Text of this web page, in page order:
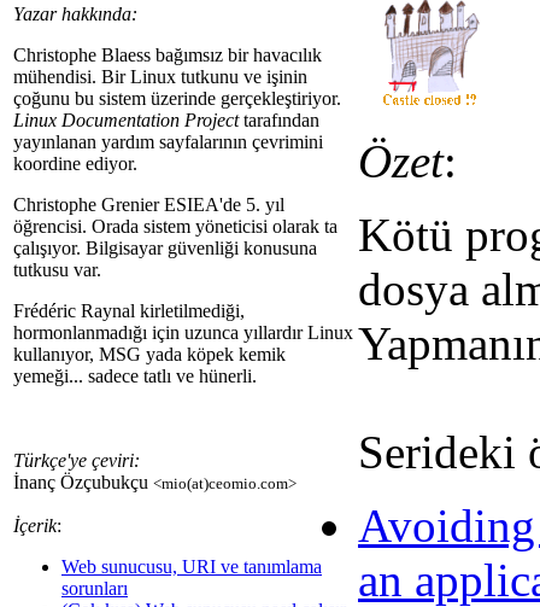
Yazar hakkında:
Christophe Blaess bağımsız bir havacılık
mühendisi. Bir Linux tutkunu ve işinin
çoğunu bu sistem üzerinde gerçekleştiriyor.
Linux Documentation Projecttarafından
yayınlanan yardım sayfalarının çevrimini
koordine ediyor.
Christophe Grenier ESIEA'de 5. yıl
öğrencisi. Orada sistem yöneticisi olarak ta
çalışıyor. Bilgisayar güvenliği konusuna
tutkusu var.
Frédéric Raynal kirletilmediği,
hormonlanmadığı için uzunca yıllardır Linux
kullanıyor, MSG yada köpek kemik
yemeği... sadece tatlı ve hünerli.
Türkçe'ye çeviri:
İnanç Özçubukçu <mio(at)ceomio.com>
İçerik:
Web sunucusu, URI ve tanımlama
sorunları
Özet:
Kötü
dosya
Serideki
an